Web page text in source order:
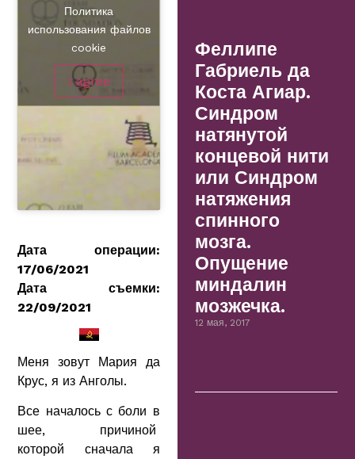
Политика
использования файлов
cookie
I agree
Дата операции:
17/06/2021
Дата съемки:
22/09/2021
Меня зовут Мария да
Крус, я из Анголы.
Все началось с боли в
шее, причиной
которой сначала я
Феллипе
Габриель да
Коста Агиар.
Синдром
натянутой
концевой нити
или Синдром
натяжения
спинного
мозга.
Опущение
миндалин
мозжечка.
12 мая, 2017